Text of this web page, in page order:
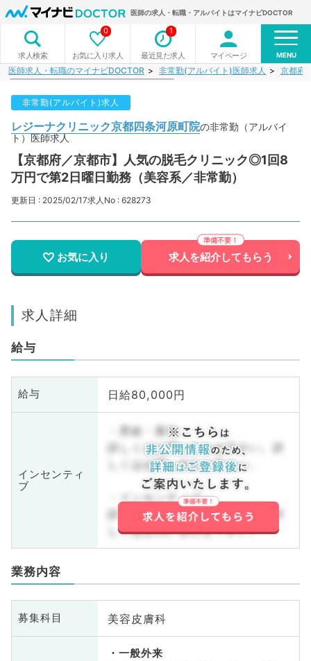
医師の求人・転職・アルバイトはマイナビDOCTOR
求人検索 お気に入り求人
0
最近見た求人
1
マイページ MENU
医師求人・転職のマイナビDOCTOR 非常勤(アルバイト)医師求人 京都府
非常勤(アルバイト)求人
レジーナクリニック京都四条河原町院の非常勤（アルバイ
ト）医師求人
【京都府／京都市】人気の脱毛クリニック◎1回8
万円で第2日曜日勤務（美容系／非常勤）
更新日 : 2025/02/17求人No : 628273
お気に入り 求人を紹介してもらう
求人詳細
給与
給与 日給80,000円
インセンティ
ブ
・昇給・賞与
詳しくはお問い合わせ下さい。詳
しくはお問い合わせ下さい。
・インセンティブ
詳しくはお問い合わせ下さい。詳
しくはお問い合わせ下さい。
業務内容
募集科目 美容皮膚科
一般外来